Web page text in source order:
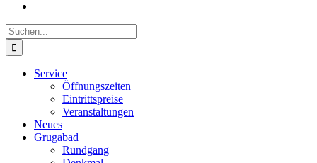
Suche
nach:
Service
Öffnungszeiten
Eintrittspreise
Veranstaltungen
Neues
Grugabad
Rundgang